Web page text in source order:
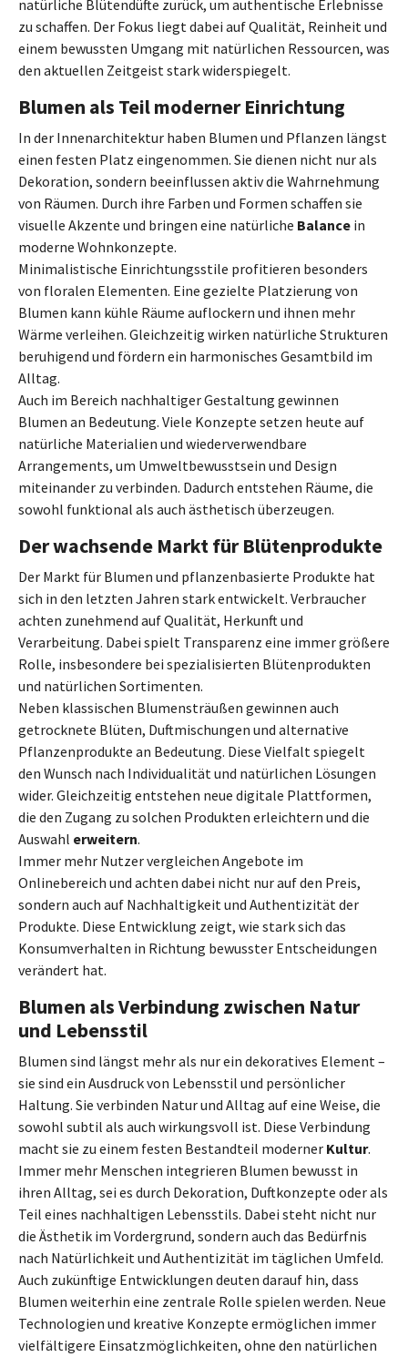
natürliche Blütendüfte zurück, um authentische Erlebnisse
zu schaffen. Der Fokus liegt dabei auf Qualität, Reinheit und
einem bewussten Umgang mit natürlichen Ressourcen, was
den aktuellen Zeitgeist stark widerspiegelt.
Blumen als Teil moderner Einrichtung
In der Innenarchitektur haben Blumen und Pflanzen längst
einen festen Platz eingenommen. Sie dienen nicht nur als
Dekoration, sondern beeinflussen aktiv die Wahrnehmung
von Räumen. Durch ihre Farben und Formen schaffen sie
visuelle Akzente und bringen eine natürliche Balance in
moderne Wohnkonzepte.
Minimalistische Einrichtungsstile profitieren besonders
von floralen Elementen. Eine gezielte Platzierung von
Blumen kann kühle Räume auflockern und ihnen mehr
Wärme verleihen. Gleichzeitig wirken natürliche Strukturen
beruhigend und fördern ein harmonisches Gesamtbild im
Alltag.
Auch im Bereich nachhaltiger Gestaltung gewinnen
Blumen an Bedeutung. Viele Konzepte setzen heute auf
natürliche Materialien und wiederverwendbare
Arrangements, um Umweltbewusstsein und Design
miteinander zu verbinden. Dadurch entstehen Räume, die
sowohl funktional als auch ästhetisch überzeugen.
Der wachsende Markt für Blütenprodukte
Der Markt für Blumen und pflanzenbasierte Produkte hat
sich in den letzten Jahren stark entwickelt. Verbraucher
achten zunehmend auf Qualität, Herkunft und
Verarbeitung. Dabei spielt Transparenz eine immer größere
Rolle, insbesondere bei spezialisierten Blütenprodukten
und natürlichen Sortimenten.
Neben klassischen Blumensträußen gewinnen auch
getrocknete Blüten, Duftmischungen und alternative
Pflanzenprodukte an Bedeutung. Diese Vielfalt spiegelt
den Wunsch nach Individualität und natürlichen Lösungen
wider. Gleichzeitig entstehen neue digitale Plattformen,
die den Zugang zu solchen Produkten erleichtern und die
Auswahl erweitern.
Immer mehr Nutzer vergleichen Angebote im
Onlinebereich und achten dabei nicht nur auf den Preis,
sondern auch auf Nachhaltigkeit und Authentizität der
Produkte. Diese Entwicklung zeigt, wie stark sich das
Konsumverhalten in Richtung bewusster Entscheidungen
verändert hat.
Blumen als Verbindung zwischen Natur
und Lebensstil
Blumen sind längst mehr als nur ein dekoratives Element –
sie sind ein Ausdruck von Lebensstil und persönlicher
Haltung. Sie verbinden Natur und Alltag auf eine Weise, die
sowohl subtil als auch wirkungsvoll ist. Diese Verbindung
macht sie zu einem festen Bestandteil moderner Kultur.
Immer mehr Menschen integrieren Blumen bewusst in
ihren Alltag, sei es durch Dekoration, Duftkonzepte oder als
Teil eines nachhaltigen Lebensstils. Dabei steht nicht nur
die Ästhetik im Vordergrund, sondern auch das Bedürfnis
nach Natürlichkeit und Authentizität im täglichen Umfeld.
Auch zukünftige Entwicklungen deuten darauf hin, dass
Blumen weiterhin eine zentrale Rolle spielen werden. Neue
Technologien und kreative Konzepte ermöglichen immer
vielfältigere Einsatzmöglichkeiten, ohne den natürlichen